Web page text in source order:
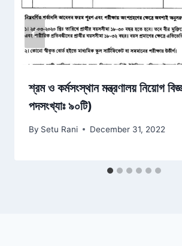
শ্রম ও কর্মসংস্থান মন্ত্রণালয় নিয়োগ
পদসংখ্যাঃ ৯০টি)
By Setu Rani December 31, 2022